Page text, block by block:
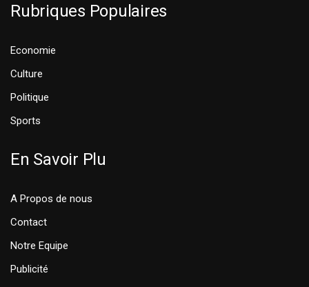
Rubriques Populaires
Economie
Culture
Politique
Sports
En Savoir Plu
A Propos de nous
Contact
Notre Equipe
Publicité